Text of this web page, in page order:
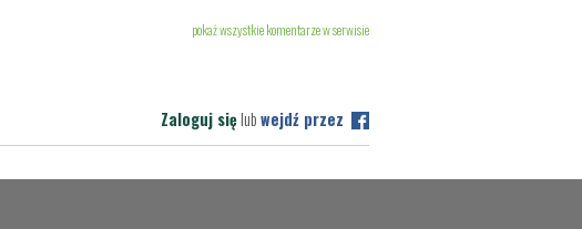
pokaż wszystkie komentarze w serwisie
Zaloguj sięlubwejdź przez